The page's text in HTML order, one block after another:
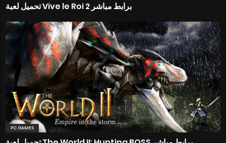
تحميل لعبة Vive le Roi 2 برابط مباشر
PC GAMES